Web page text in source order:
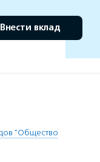
Внести вклад
"Общество